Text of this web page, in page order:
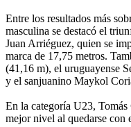
Entre los resultados más
masculina se destacó el
Juan Arriéguez, quien se
marca de 17,75 metros.
(41,16 m), el uruguayense
y el sanjuanino Maykol
En la categoría U23,
mejor nivel al quedarse con